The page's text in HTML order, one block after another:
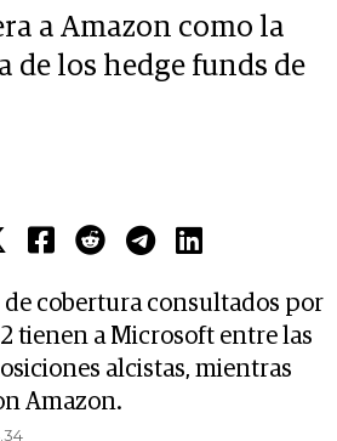
a Amazon como la
de los hedge funds de
de cobertura consultados por
tienen a Microsoft entre las
alcistas, mientras
Amazon.